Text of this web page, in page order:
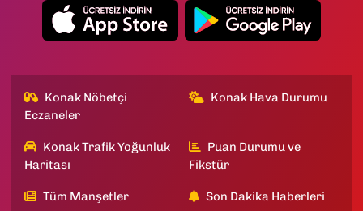
Konak Nöbetçi
Eczaneler
Konak Hava Durumu
Konak Trafik Yoğunluk
Haritası
Puan Durumu ve
Fikstür
Tüm Manşetler Son Dakika Haberleri